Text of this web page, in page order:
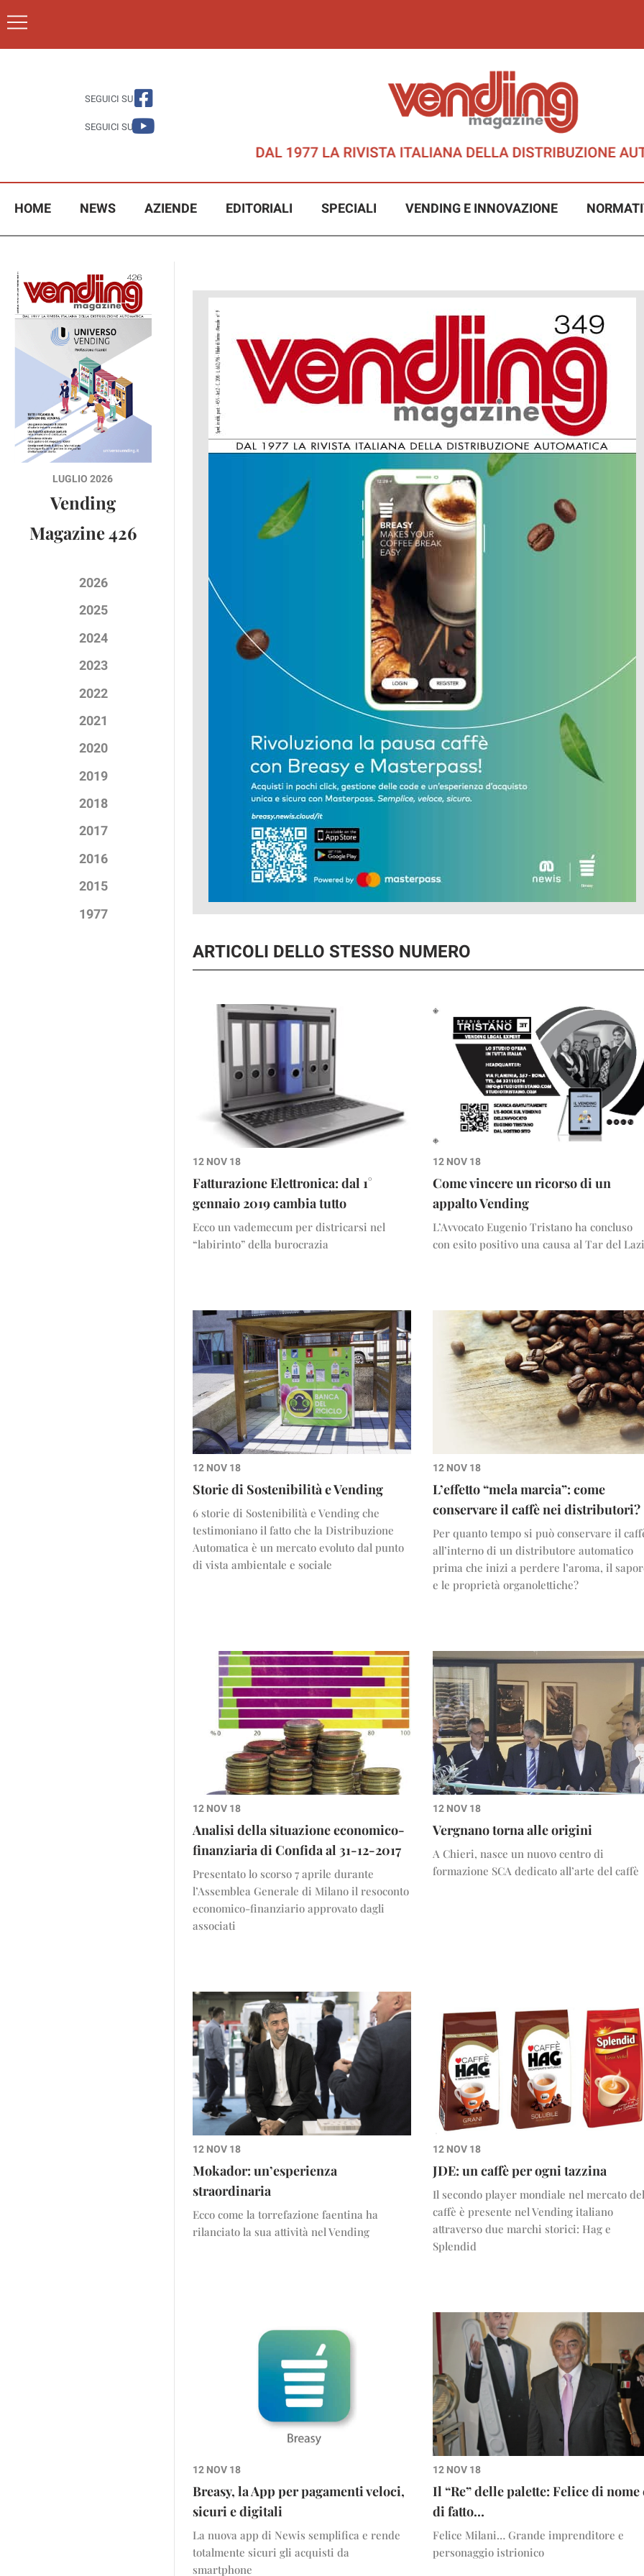
SEGUICI SU
SEGUICI SU
HOME NEWS AZIENDE EDITORIALI SPECIALI VENDING E INNOVAZIONE
LUGLIO 2026
Vending
Magazine 426
2026
2025
2024
2023
2022
2021
2020
2019
2018
2017
2016
2015
1977
ARTICOLI DELLO STESSO NUMERO
12 NOV 18
Fatturazione Elettronica: dal 1°
gennaio 2019 cambia tutto
Ecco un vademecum per districarsi nel
“labirinto” della burocrazia
12 NOV 18
Come vincere un ricorso di un
appalto Vending
L’Avvocato Eugenio Tristano ha concluso
con esito positivo una causa al Tar del
12 NOV 18
Storie di Sostenibilità e Vending
6 storie di Sostenibilità e Vending che
testimoniano il fatto che la Distribuzione
Automatica è un mercato evoluto dal punto
di vista ambientale e sociale
12 NOV 18
L’effetto “mela marcia”: come
conservare il caffè nei distributori?
Per quanto tempo si può conservare il
all’interno di un distributore automatico
prima che inizi a perdere l’aroma, il
e le proprietà organolettiche?
12 NOV 18
Analisi della situazione economico-
finanziaria di Confida al 31-12-2017
Presentato lo scorso 7 aprile durante
l’Assemblea Generale di Milano il resoconto
economico-finanziario approvato dagli
associati
12 NOV 18
Vergnano torna alle origini
A Chieri, nasce un nuovo centro di
formazione SCA dedicato all’arte del caffè
12 NOV 18
Mokador: un’esperienza
straordinaria
Ecco come la torrefazione faentina ha
rilanciato la sua attività nel Vending
12 NOV 18
JDE: un caffè per ogni tazzina
Il secondo player mondiale nel mercato
caffè è presente nel Vending italiano
attraverso due marchi storici: Hag e
Splendid
12 NOV 18
Breasy, la App per pagamenti veloci,
sicuri e digitali
La nuova app di Newis semplifica e rende
totalmente sicuri gli acquisti da
smartphone
12 NOV 18
Il “Re” delle palette: Felice di nome
di fatto…
Felice Milani… Grande imprenditore e
personaggio istrionico